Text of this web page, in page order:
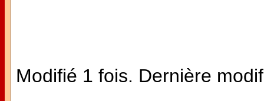
Modifié 1 fois. Dernière